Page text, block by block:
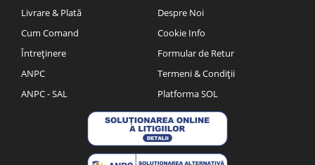
Livrare & Plată
Cum Comand
Întreținere
ANPC
ANPC - SAL
Despre Noi
Cookie Info
Formular de Retur
Termeni & Condiții
Platforma SOL